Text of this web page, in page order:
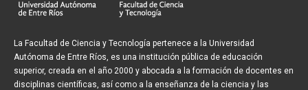
La Facultad de Ciencia y Tecnología pertenece a la Universidad
Autónoma de Entre Ríos, es una institución pública de educación
superior, creada en el año 2000 y abocada a la formación de docentes en
disciplinas científicas, así como a la enseñanza de la ciencia y las